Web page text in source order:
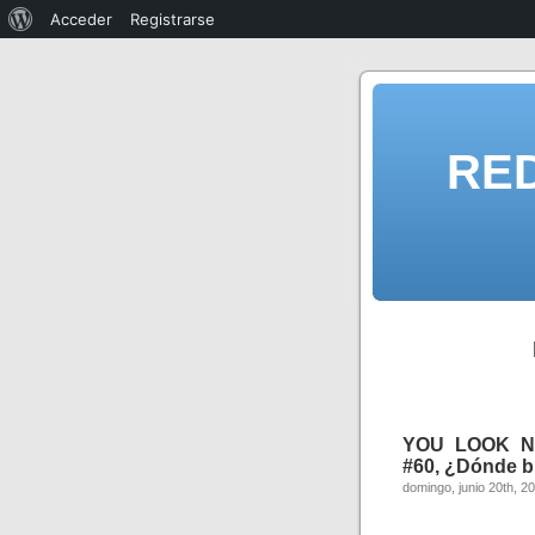
YOU LOOK
#60, ¿Dónde
domingo, junio 20th,
Acceder Registrarse